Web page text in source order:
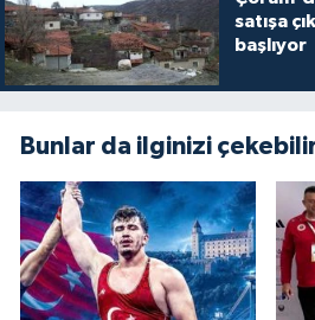
satışa
başlıyor
Bunlar da ilginizi